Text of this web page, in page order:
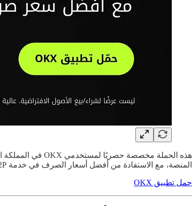
المنصة، مع الاستفادة من أفضل أسعار الصرف في خدمة P2P.
حمل تطبيق OKX